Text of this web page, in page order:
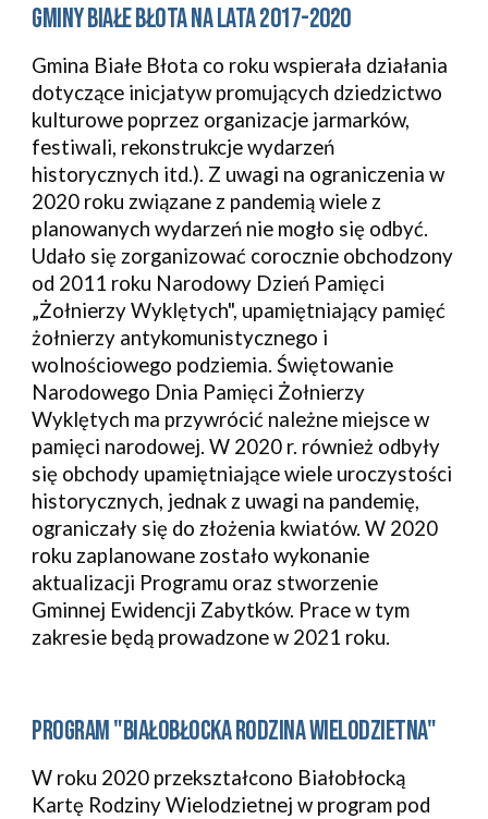
GMINY BIAŁE BŁOTA NA LATA 2017-2020
Gmina Białe Błota co roku wspierała działania
dotyczące inicjatyw promujących dziedzictwo
kulturowe poprzez organizacje jarmarków,
festiwali, rekonstrukcje wydarzeń
historycznych itd.). Z uwagi na ograniczenia w
2020 roku związane z pandemią wiele z
planowanych wydarzeń nie mogło się odbyć.
Udało się zorganizować corocznie obchodzony
od 2011 roku Narodowy Dzień Pamięci
„Żołnierzy Wyklętych", upamiętniający pamięć
żołnierzy antykomunistycznego i
wolnościowego podziemia. Świętowanie
Narodowego Dnia Pamięci Żołnierzy
Wyklętych ma przywrócić należne miejsce w
pamięci narodowej. W 2020 r. również odbyły
się obchody upamiętniające wiele uroczystości
historycznych, jednak z uwagi na pandemię,
ograniczały się do złożenia kwiatów. W 2020
roku zaplanowane zostało wykonanie
aktualizacji Programu oraz stworzenie
Gminnej Ewidencji Zabytków. Prace w tym
zakresie będą prowadzone w 2021 roku.
PROGRAM "BIAŁOBŁOCKA RODZINA WIELODZIETNA"
W roku 2020 przekształcono Białobłocką
Kartę Rodziny Wielodzietnej w program pod